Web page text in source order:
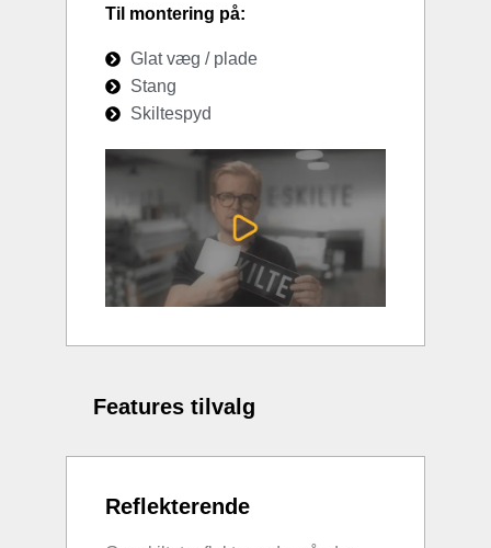
Til montering på:
Glat væg / plade
Stang
Skiltespyd
Features tilvalg
Reflekterende